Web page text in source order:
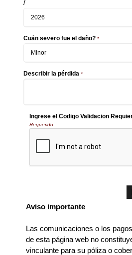
/
Cuán severo fue el daño? *
Describir la pérdida*
Ingrese el Codigo Validacion
Requerido
Aviso importante
Las comunicaciones o los
de esta página web no
vinculante para su póliza o